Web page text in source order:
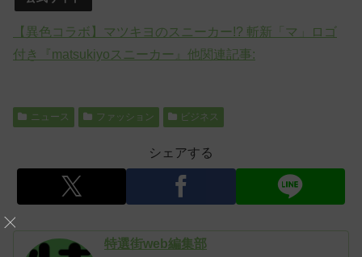
【異色コラボ】マツキヨのスニーカー!? 斬新「マ」ロゴ
付き『matsukiyoスニーカー』他関連記事:
ニュース ファッション ビジネス
シェアする
特選街web編集部